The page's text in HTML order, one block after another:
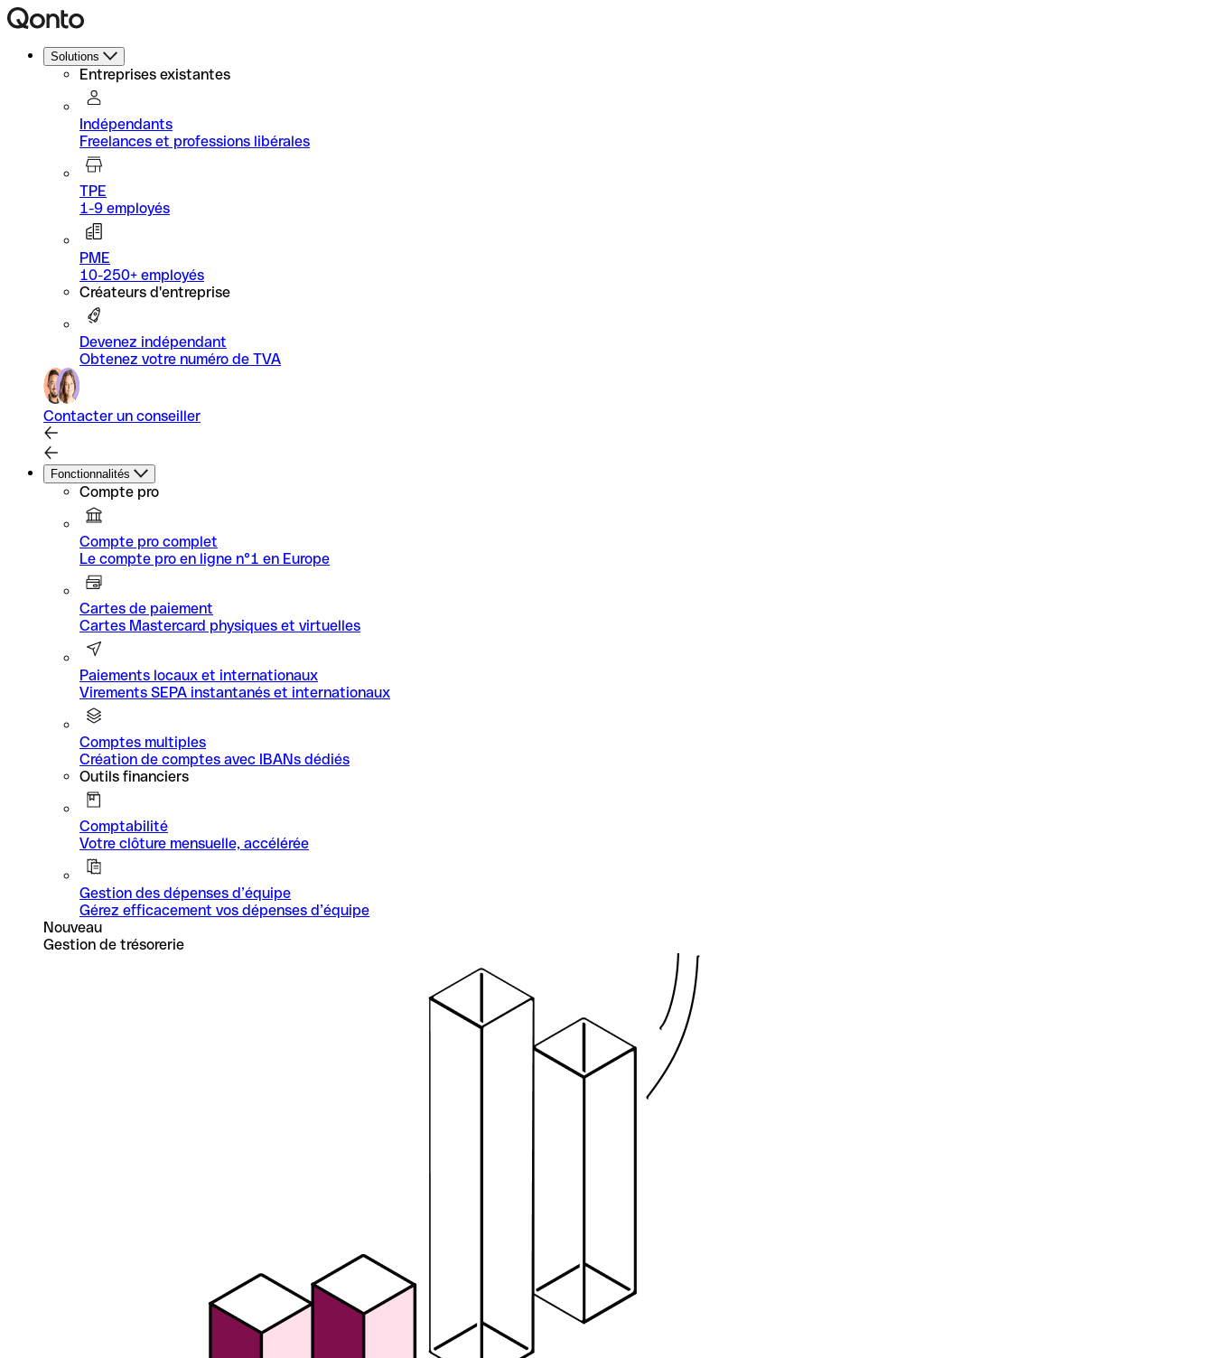
Solutions
Entreprises existantes
Indépendants
Freelances et professions libérales
TPE
1-9 employés
PME
10-250+ employés
Créateurs d'entreprise
Devenez indépendant
Obtenez votre numéro de TVA
Contacter un conseiller
Fonctionnalités
Compte pro
Compte pro complet
Le compte pro en ligne n°1 en Europe
Cartes de paiement
Cartes Mastercard physiques et virtuelles
Paiements locaux et internationaux
Virements SEPA instantanés et internationaux
Comptes multiples
Création de comptes avec IBANs dédiés
Outils financiers
Comptabilité
Votre clôture mensuelle, accélérée
Gestion des dépenses d’équipe
Gérez efficacement vos dépenses d’équipe
Nouveau
Gestion de trésorerie